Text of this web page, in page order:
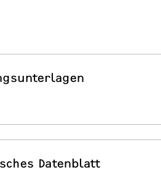
Datenblatt